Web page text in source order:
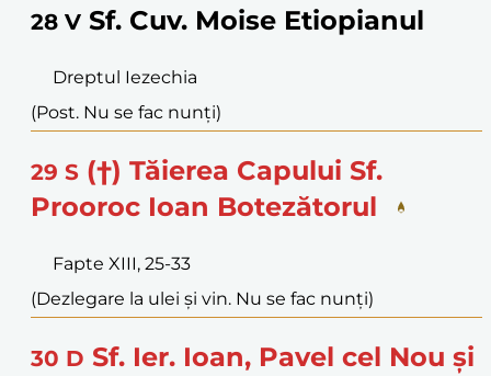
28 V Sf. Cuv. Moise Etiopianul
Dreptul Iezechia
(Post. Nu se fac nunți)
29 S (†) Tăierea Capului Sf.
Prooroc Ioan Botezătorul
Fapte XIII, 25-33
(Dezlegare la ulei și vin. Nu se fac nunți)
30 D Sf. Ier. Ioan, Pavel cel Nou și